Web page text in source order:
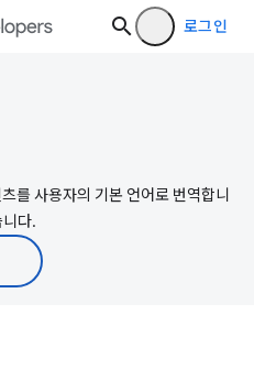
로그인
를 사용자의 기본 언어로 번역합니
다.